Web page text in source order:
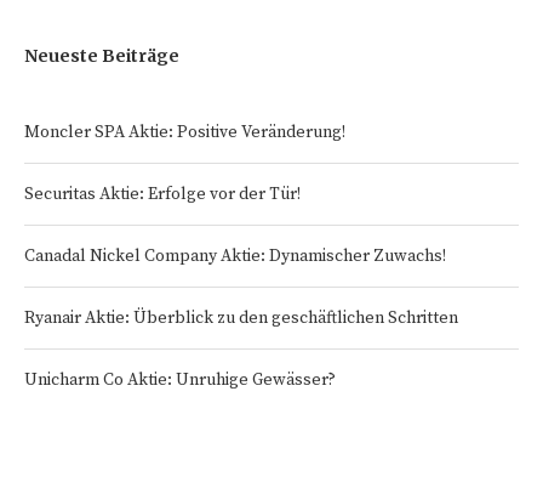
Neueste Beiträge
Moncler SPA Aktie: Positive Veränderung!
Securitas Aktie: Erfolge vor der Tür!
Canadal Nickel Company Aktie: Dynamischer Zuwachs!
Ryanair Aktie: Überblick zu den geschäftlichen Schritten
Unicharm Co Aktie: Unruhige Gewässer?